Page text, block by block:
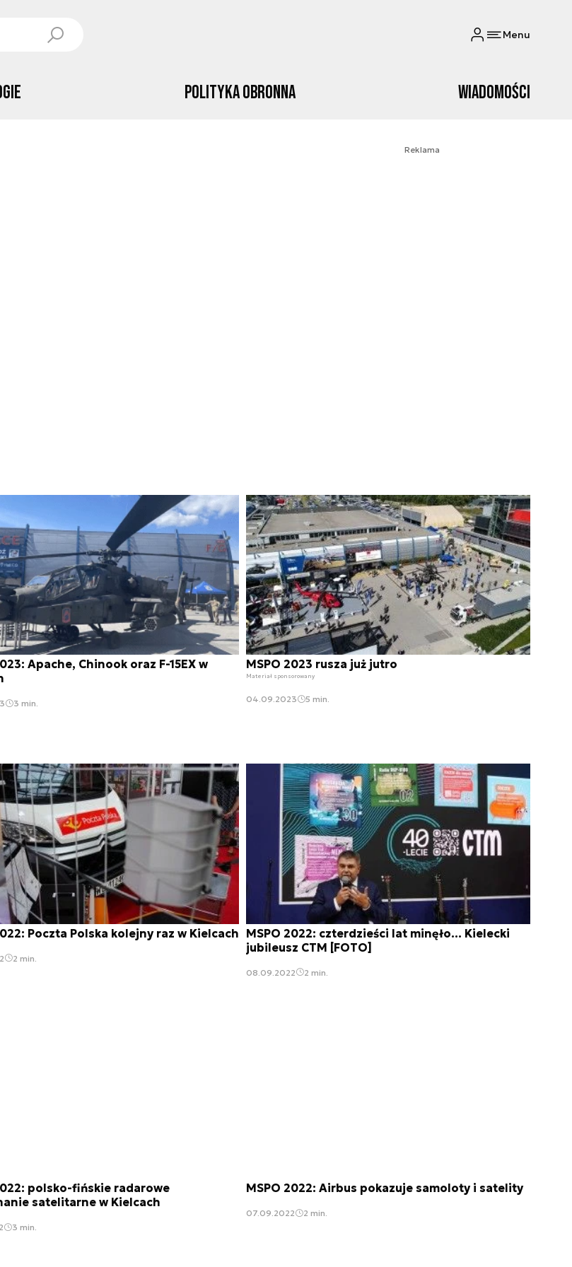
Menu
Polityka obronna Wiadomości
Reklama
Apache, Chinook oraz F-15EX w
3 min.
MSPO 2023 rusza już jutro
Materiał sponsorowany
04.09.2023 5 min.
Poczta Polska kolejny raz w Kielcach
2 min.
MSPO 2022: czterdzieści lat minęło... Kielecki
jubileusz CTM [FOTO]
08.09.2022 2 min.
polsko-fińskie radarowe
satelitarne w Kielcach
3 min.
MSPO 2022: Airbus pokazuje samoloty i satelity
07.09.2022 2 min.